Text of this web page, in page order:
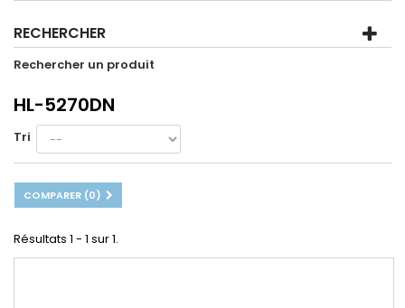
RECHERCHER
Rechercher un produit
HL-5270DN
Tri
COMPARER (0)
Résultats 1 - 1 sur 1.